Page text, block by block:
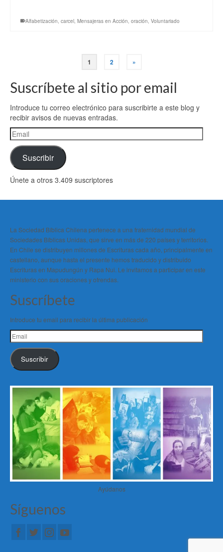
Alfabetización carcel Mensajeras en Acción oración Voluntariado
1 2 »
Suscríbete al sitio por email
Introduce tu correo electrónico para suscribirte a este blog y
recibir avisos de nuevas entradas.
Email
Suscribir
Únete a otros 3.409 suscriptores
La Sociedad Bíblica Chilena pertenece a una fraternidad mundial de
Sociedades Bíblicas Unidas, que sirve en más de 220 países y territorios.
En Chile se distribuyen millones de Escrituras cada año, principalmente en
castellano, aunque hasta el presente hemos traducido y distribuido
Escrituras en Mapudungún y Rapa Nui. Le invitamos a participar en este
ministerio con sus oraciones y ofrendas.
Suscríbete
Introduce tu email para recibir la última publicación
Email
Suscribir
Ayúdanos
Síguenos